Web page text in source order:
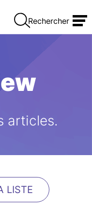
Rechercher
articles.
LISTE